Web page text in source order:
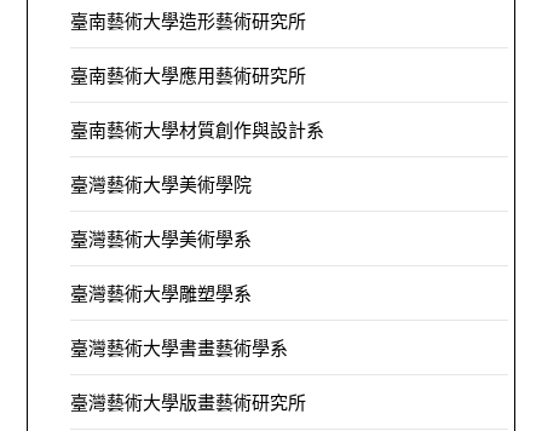
臺南藝術大學造形藝術研究所
臺南藝術大學應用藝術研究所
臺南藝術大學材質創作與設計系
臺灣藝術大學美術學院
臺灣藝術大學美術學系
臺灣藝術大學雕塑學系
臺灣藝術大學書畫藝術學系
臺灣藝術大學版畫藝術研究所